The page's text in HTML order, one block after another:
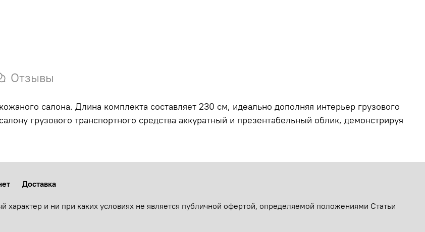
Отзывы
салона. Длина комплекта составляет 230 см, идеально дополняя интерьер грузового
грузового транспортного средства аккуратный и презентабельный облик, демонстрируя
Доставка
и ни при каких условиях не является публичной офертой, определяемой положениями Статьи